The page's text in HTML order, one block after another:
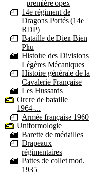
première opex
14e régiment de
Dragons Portés (14e
RDP)
Bataille de Dien Bien
Phu
Histoire des Divisions
Légères Mécaniques
Histoire générale de la
Cavalerie Française
Les Hussards
Ordre de bataille
1964-...
Armée française 1960
Uniformologie
Barette de médailles
Drapeaux
régimentaires
Pattes de collet mod.
1935